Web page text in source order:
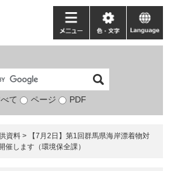
検
象
て ページ PDF
メ
ニ
ー
色・
文
language
資料 >
【7月2日】第1回群馬県海岸漂着物対
催します（環境保全課）